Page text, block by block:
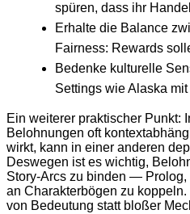
spüren, dass ihr
Erhalte die Balance
Fairness: Rewards
Bedenke kulturelle
Settings wie Alaska
Ein weiterer praktischer Punkt:
Belohnungen oft
wirkt, kann in einer anderen
Deswegen ist es wichtig,
Story-Arcs zu binden —
an Charakterbögen zu
von Bedeutung statt bloßer